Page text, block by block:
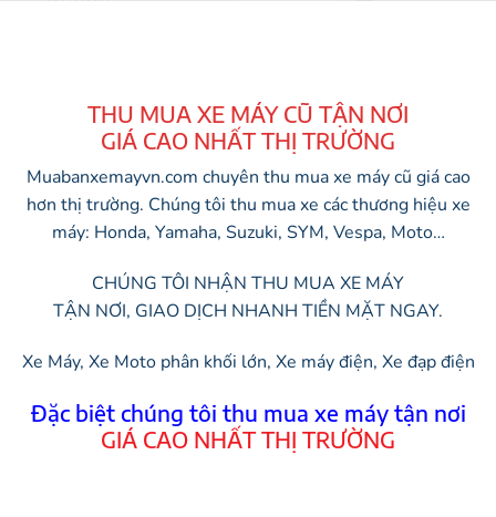
THU MUA XE MÁY CŨ TẬN NƠI
GIÁ CAO NHẤT THỊ TRƯỜNG
Muabanxemayvn.com chuyên thu mua xe máy cũ giá cao
hơn thị trường. Chúng tôi thu mua xe các thương hiệu xe
máy: Honda, Yamaha, Suzuki, SYM, Vespa, Moto…
CHÚNG TÔI NHẬN THU MUA XE MÁY
TẬN NƠI, GIAO DỊCH NHANH TIỀN MẶT NGAY.
Xe Máy, Xe Moto phân khối lớn, Xe máy điện, Xe đạp điện
Đặc biệt chúng tôi thu mua xe máy tận nơi
GIÁ CAO NHẤT THỊ TRƯỜNG